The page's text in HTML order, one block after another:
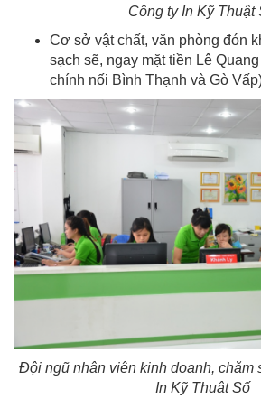
Công ty In Kỹ Thuật
Cơ sở vật chất, văn phòng đón
sạch sẽ, ngay mặt tiền Lê
chính nối Bình Thạnh và Gò
Đội ngũ nhân viên kinh doanh, chăm
In Kỹ Thuật Số